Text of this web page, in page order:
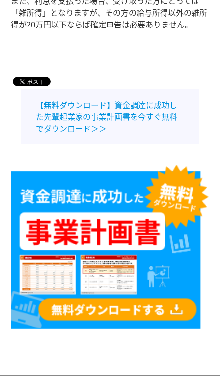
「雑所得」となりますが、その方の給与所得以外の雑所
得が20万円以下ならば確定申告は必要ありません。
【無料ダウンロード】資金調達に成功し
た先輩起業家の事業計画書を今すぐ無料
でダウンロード＞＞